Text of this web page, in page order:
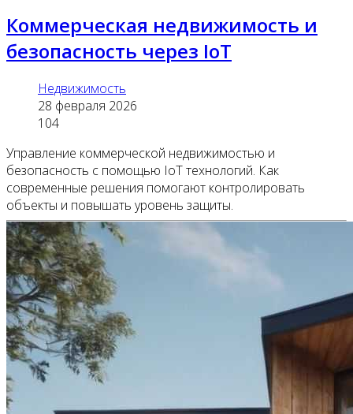
Коммерческая недвижимость и
безопасность через IoT
Недвижимость
28 февраля 2026
104
Управление коммерческой недвижимостью и
безопасность с помощью IoT технологий. Как
современные решения помогают контролировать
объекты и повышать уровень защиты.